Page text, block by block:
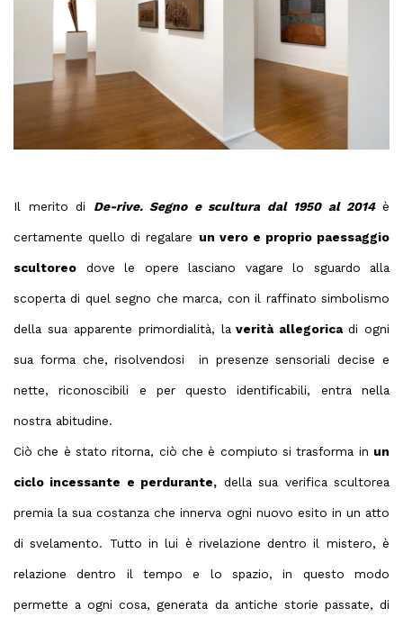
Il merito di De-rive. Segno e scultura dal 1950 al 2014è
certamente quello di regalare un vero e proprio paessaggio
scultoreo dove le opere lasciano vagare lo sguardo alla
scoperta di quel segno che marca, con il raffinato simbolismo
della sua apparente primordialità, la verità allegoricadi ogni
sua forma che, risolvendosi in presenze sensoriali decise e
nette, riconoscibili e per questo identificabili, entra nella
nostra abitudine.
Ciò che è stato ritorna, ciò che è compiuto si trasforma in un
ciclo incessante e perdurante, della sua verifica scultorea
premia la sua costanza che innerva ogni nuovo esito in un atto
di svelamento. Tutto in lui è rivelazione dentro il mistero, è
relazione dentro il tempo e lo spazio, in questo modo
permette a ogni cosa, generata da antiche storie passate, di